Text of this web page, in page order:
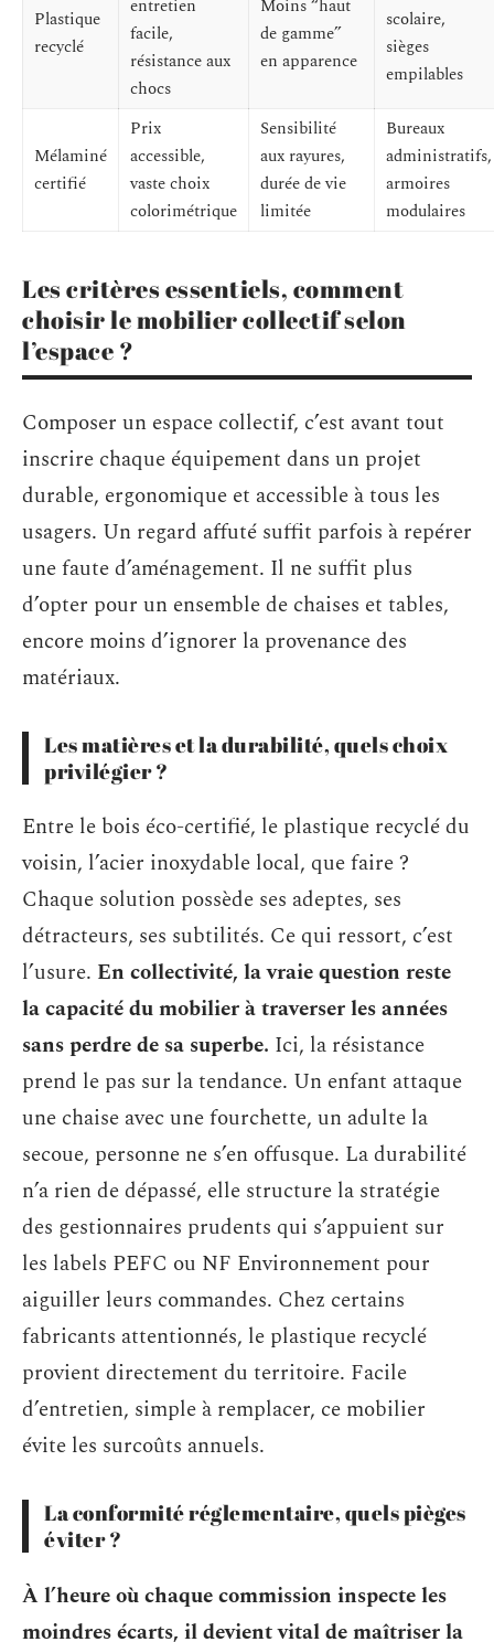
Plastique
recyclé
entretien
facile,
résistance aux
chocs
Moins “haut
de gamme”
en apparence
scolaire,
sièges
empilables
Mélaminé
certifié
Prix
accessible,
vaste choix
colorimétrique
Sensibilité
aux rayures,
durée de vie
limitée
Bureaux
administratifs,
armoires
modulaires
Les critères essentiels, comment
choisir le mobilier collectif selon
l’espace ?
Composer un espace collectif, c’est avant tout
inscrire chaque équipement dans un projet
durable, ergonomique et accessible à tous les
usagers. Un regard affuté suffit parfois à repérer
une faute d’aménagement. Il ne suffit plus
d’opter pour un ensemble de chaises et tables,
encore moins d’ignorer la provenance des
matériaux.
Les matières et la durabilité, quels choix
privilégier ?
Entre le bois éco-certifié, le plastique recyclé du
voisin, l’acier inoxydable local, que faire ?
Chaque solution possède ses adeptes, ses
détracteurs, ses subtilités. Ce qui ressort, c’est
l’usure. En collectivité, la vraie question reste
la capacité du mobilier à traverser les années
sans perdre de sa superbe. Ici, la résistance
prend le pas sur la tendance. Un enfant attaque
une chaise avec une fourchette, un adulte la
secoue, personne ne s’en offusque. La durabilité
n’a rien de dépassé, elle structure la stratégie
des gestionnaires prudents qui s’appuient sur
les labels PEFC ou NF Environnement pour
aiguiller leurs commandes. Chez certains
fabricants attentionnés, le plastique recyclé
provient directement du territoire. Facile
d’entretien, simple à remplacer, ce mobilier
évite les surcoûts annuels.
La conformité réglementaire, quels pièges
éviter ?
À l’heure où chaque commission inspecte les
moindres écarts, il devient vital de maîtriser la